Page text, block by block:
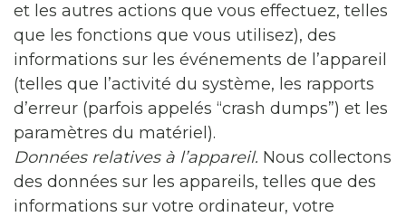
et les autres actions que vous effectuez, telles
que les fonctions que vous utilisez), des
informations sur les événements de l’appareil
(telles que l’activité du système, les rapports
d’erreur (parfois appelés “crash dumps”) et les
paramètres du matériel).
Données relatives à l’appareil. Nous collectons
des données sur les appareils, telles que des
informations sur votre ordinateur, votre